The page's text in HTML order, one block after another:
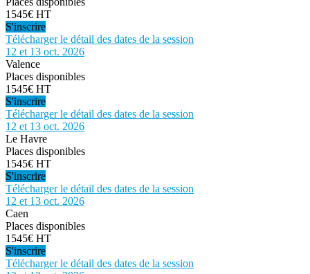
1545€ HT
S'inscrire
Télécharger le détail des dates de la session
12 et 13 oct. 2026
Valence
Places disponibles
1545€ HT
S'inscrire
Télécharger le détail des dates de la session
12 et 13 oct. 2026
Le Havre
Places disponibles
1545€ HT
S'inscrire
Télécharger le détail des dates de la session
12 et 13 oct. 2026
Caen
Places disponibles
1545€ HT
S'inscrire
Télécharger le détail des dates de la session